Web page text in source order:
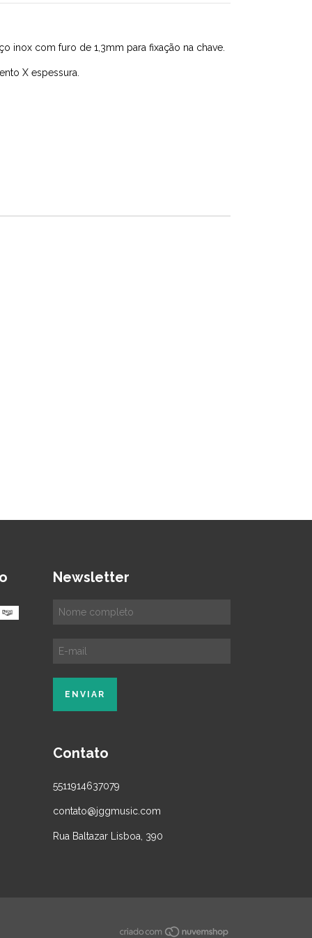
inox com furo de 1,3mm para fixação na chave.
X espessura.
Newsletter
Contato
5511914637079
contato@jggmusic.com
Rua Baltazar Lisboa, 390